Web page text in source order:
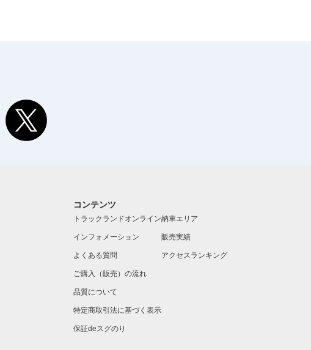
コンテンツ
トラックランドオンライン
インフォメーション
よくある質問
ご購入（販売）の流れ
品質について
特定商取引法に基づく表示
保証deスグのり
納車エリア
販売実績
アクセスランキング